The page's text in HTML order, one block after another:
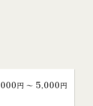
円 〜 5,000円